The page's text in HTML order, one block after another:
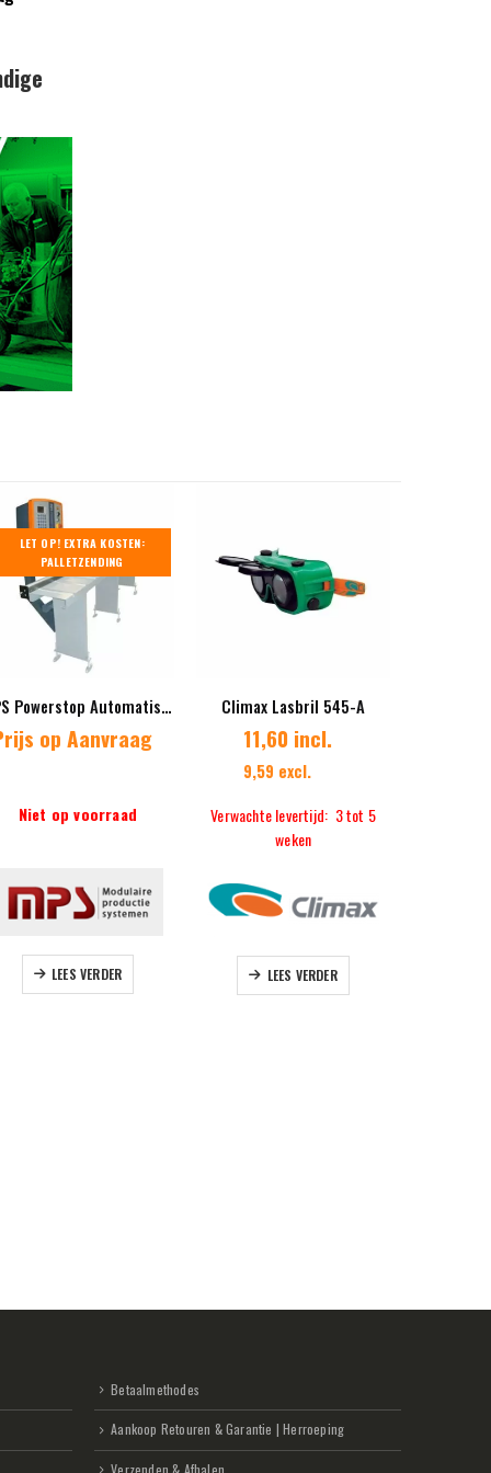
LET OP! EXTRA KOSTEN:
PALLETZENDING
MPS Powerstop Automatisch meetsysteem
op Aanvraag
Niet op voorraad
LEES VERDER
Climax Lasbril 545-A
11,60 incl.
9,59 excl.
Verwachte levertijd: 3 tot 5
weken
LEES VERDER
Betaalmethodes
Aankoop Retouren & Garantie | Herroeping
Verzenden & Afhalen